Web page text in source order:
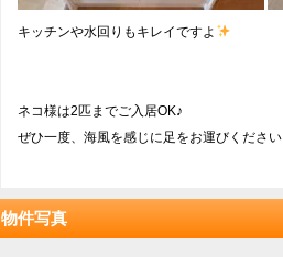
キッチンや水回りもキレイですよ
ネコ様は2匹までご入居OK♪
ぜひ一度、海風を感じに足をお運びくださ
物件写真